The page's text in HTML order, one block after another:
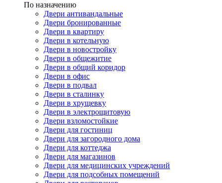
По назначению
Двери антивандальные
Двери бронированные
Двери в квартиру
Двери в котельную
Двери в новостройку
Двери в общежитие
Двери в общий коридор
Двери в офис
Двери в подвал
Двери в сталинку
Двери в хрущевку
Двери в электрощитовую
Двери взломостойкие
Двери для гостиниц
Двери для загородного дома
Двери для коттеджа
Двери для магазинов
Двери для медицинских учреждений
Двери для подсобных помещений